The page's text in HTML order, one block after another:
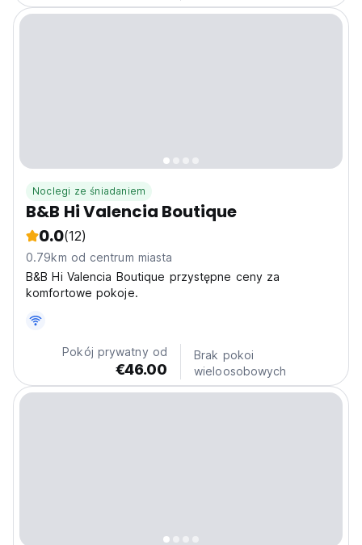
Noclegi ze śniadaniem
B&B Hi Valencia Boutique
0.0(12)
0.79km od centrum miasta
B&B Hi Valencia Boutique przystępne ceny za
komfortowe pokoje.
Pokój prywatny od
€46.00
Brak pokoi
wieloosobowych